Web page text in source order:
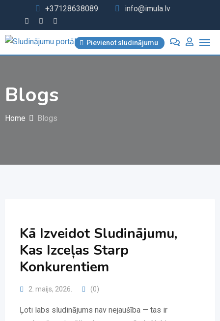
content
+37128638089 info@imula.lv
Pievienot sludinājumu
Blogs
Home Blogs
Kā Izveidot Sludinājumu,
Kas Izceļas Starp
Konkurentiem
2. maijs, 2026. (0)
Ļoti labs sludinājums nav nejaušība — tas ir